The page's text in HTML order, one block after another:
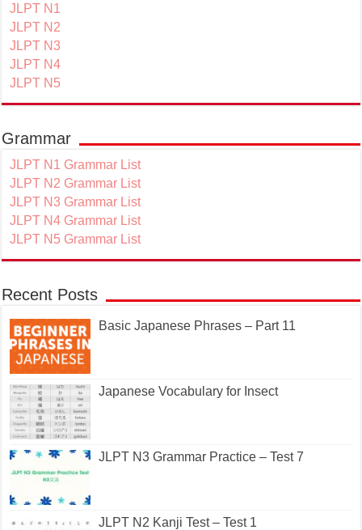
JLPT N1
JLPT N2
JLPT N3
JLPT N4
JLPT N5
Grammar
JLPT N1 Grammar List
JLPT N2 Grammar List
JLPT N3 Grammar List
JLPT N4 Grammar List
JLPT N5 Grammar List
Recent Posts
Basic Japanese Phrases – Part 11
Japanese Vocabulary for Insect
JLPT N3 Grammar Practice – Test 7
JLPT N2 Kanji Test – Test 1